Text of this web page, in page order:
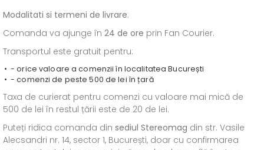
Modalitati si termeni de livrare:
Comanda va ajunge în 24 de ore prin Fan Courier.
Transportul este gratuit pentru:
- orice valoare a comenzii în localitatea București
- comenzi de peste 500 de lei în țară
Taxa de curierat pentru comenzi cu valoare mai mică de
500 de lei în restul țării este de 20 de lei.
Puteți ridica comanda din sediul Stereomag din str. Vasile
Alecsandri nr. 14, sector 1, București, doar cu confirmarea